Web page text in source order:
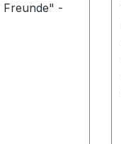
Freunde" -